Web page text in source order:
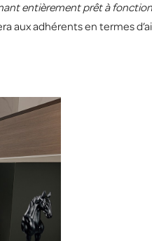
entièrement prêt à
aux adhérents en termes